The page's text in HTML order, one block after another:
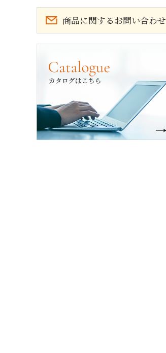
商品に関するお問い合わせ